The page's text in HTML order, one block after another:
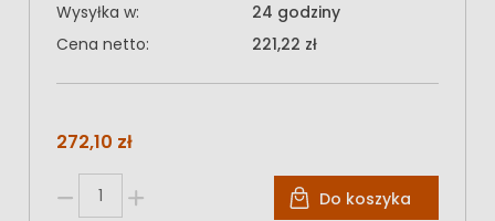
Wysyłka w:
24 godziny
Cena netto:
221,22 zł
272,10 zł
Do koszyka